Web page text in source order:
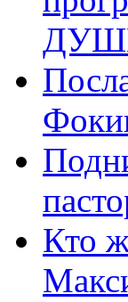
Кто